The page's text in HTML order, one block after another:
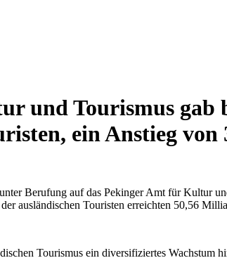
und Tourismus gab
ein Anstieg
Berufung auf das Pekinger Amt für Kultur
ausländischen Touristen erreichten 50,56
Tourismus ein diversifiziertes